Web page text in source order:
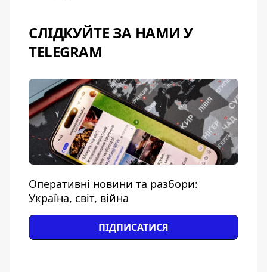
СЛІДКУЙТЕ ЗА НАМИ У
TELEGRAM
Оперативні новини та разбори:
Україна, світ, війна
ПІДПИСАТИСЯ